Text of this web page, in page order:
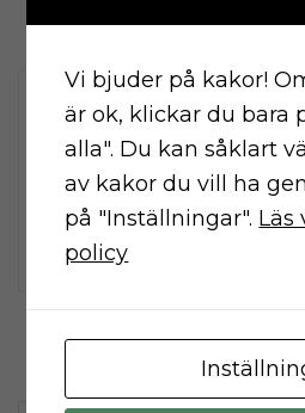
A WordPress
Hi, this is a comment.
To get started with
and deleting comments,
Comments screen in the
Commenter avatars
LEAVE A
Vi bjuder på kakor!
är ok, klickar du bara
alla". Du kan såklart
av kakor du vill ha
på "Inställningar". Läs
policy